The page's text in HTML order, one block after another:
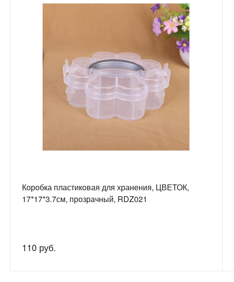
Коробка пластиковая для хранения, ЦВЕТОК,
17*17*3.7см, прозрачный, RDZ021
110 руб.